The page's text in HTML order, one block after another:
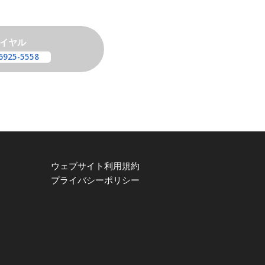
ヤル
5558
ウェブサイト利用規約
プライバシーポリシー